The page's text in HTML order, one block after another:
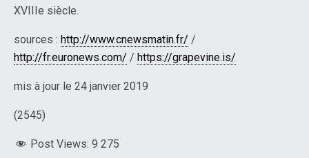
XVIIIe siècle.
sources : http://www.cnewsmatin.fr/ /
http://fr.euronews.com/ / https://grapevine.is/
mis à jour le 24 janvier 2019
(2545)
Post Views: 9 275